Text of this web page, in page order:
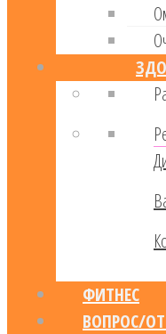
ФИТНЕС
ВОПРОС/